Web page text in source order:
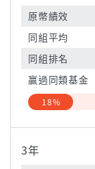
原幣績效
同組平均
同組排名
贏過同類基金
18%
3年